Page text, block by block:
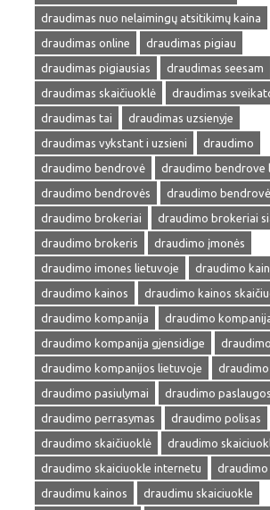
draudimas nuo nelaimingų atsitikimų kaina
draudimas online
draudimas pigiau
draudimas pigiausias
draudimas seesam
draudimas skaičiuoklė
draudimas
draudimas tai
draudimas uzsienyje
draudimas vykstant i uzsieni
draudimo
draudimo bendrovė
draudimo bendrove
draudimo bendrovės
draudimo
draudimo brokeriai
draudimo brokeriai
draudimo brokeris
draudimo įmonės
draudimo imones lietuvoje
draudimo
draudimo kainos
draudimo kainos
draudimo kompanija
draudimo
draudimo kompanija gjensidige
draudimo kompanijos lietuvoje
draudimo pasiulymai
draudimo paslaugos
draudimo perrasymas
draudimo polisas
draudimo skaičiuoklė
draudimo
draudimo skaiciuokle internetu
draudimo
draudimu kainos
draudimu skaiciuokle